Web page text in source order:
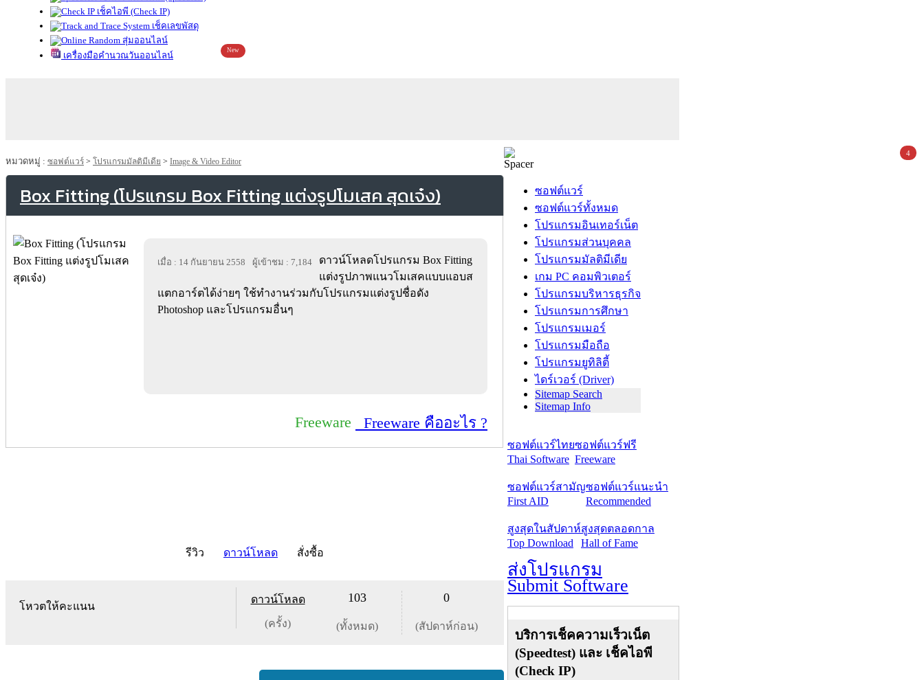
เช็คไอพี (Check IP)
เช็คเลขพัสดุ
สุ่มออนไลน์
เครื่องมือคำนวณวันออนไลน์
New
หมวดหมู่ : ซอฟต์แวร์ > โปรแกรมมัลติมีเดีย > Image & Video Editor
Box Fitting (โปรแกรม Box Fitting แต่งรูปโมเสค สุดเจ๋ง)
เมื่อ : 14 กันยายน 2558 ผู้เข้าชม : 7,184
ดาวน์โหลดโปรแกรม Box Fitting
แต่งรูปภาพแนวโมเสคแบบแอบส
แตกอาร์ตได้ง่ายๆ ใช้ทำงานร่วมกับโปรแกรมแต่งรูปชื่อดัง
Photoshop และโปรแกรมอื่นๆ
Freeware Freeware คืออะไร ?
รีวิว ดาวน์โหลด สั่งซื้อ
โหวตให้คะแนน
ดาวน์โหลด
(ครั้ง)
103
(ทั้งหมด)
0
(สัปดาห์ก่อน)
ซอฟต์แวร์
ซอฟต์แวร์ทั้งหมด
โปรแกรมอินเทอร์เน็ต
โปรแกรมส่วนบุคคล
โปรแกรมมัลติมีเดีย
เกม PC คอมพิวเตอร์
โปรแกรมบริหารธุรกิจ
โปรแกรมการศึกษา
โปรแกรมเมอร์
โปรแกรมมือถือ
โปรแกรมยูทิลิตี้
ไดร์เวอร์ (Driver)
Sitemap Search
Sitemap Info
ซอฟต์แวร์ไทย
Thai Software
ซอฟต์แวร์ฟรี
Freeware
ซอฟต์แวร์สามัญ
First AID
ซอฟต์แวร์แนะนำ
Recommended
สูงสุดในสัปดาห์
Top Download
สูงสุดตลอดกาล
Hall of Fame
ส่งโปรแกรม
Submit Software
บริการเช็คความเร็วเน็ต
(Speedtest) และ เช็คไอพี
(Check IP)
4